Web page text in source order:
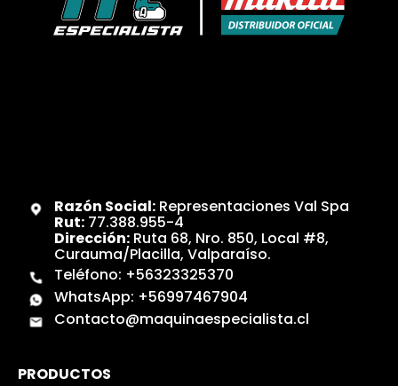
Razón Social:Representaciones Val Spa
Rut:77.388.955-4
Dirección:Ruta 68, Nro. 850, Local #8,
Curauma/Placilla, Valparaíso.
Teléfono: +56323325370
WhatsApp: +56997467904
Contacto@maquinaespecialista.cl
PRODUCTOS